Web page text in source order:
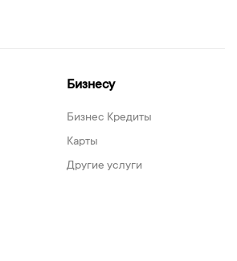
Бизнесу
Бизнес Кредиты
Карты
Другие услуги